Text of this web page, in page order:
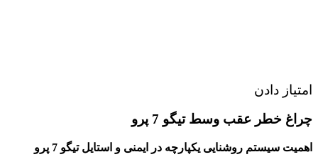
امتیاز دادن
چراغ خطر عقب وسط تیگو 7 پرو
اهمیت سیستم روشنایی یکپارچه در ایمنی و استایل تیگو 7 پرو